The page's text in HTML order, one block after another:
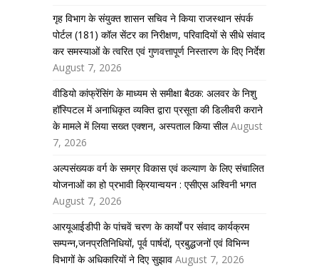
गृह विभाग के संयुक्त शासन सचिव ने किया राजस्थान संपर्क
पोर्टल (181) कॉल सेंटर का निरीक्षण, परिवादियों से सीधे संवाद
कर समस्याओं के त्वरित एवं गुणवत्तापूर्ण निस्तारण के दिए निर्देश
August 7, 2026
वीडियो कांफ्रेंसिंग के माध्यम से समीक्षा बैठक: अलवर के निशु
हॉस्पिटल में अनाधिकृत व्यक्ति द्वारा प्रसूता की डिलीवरी कराने
के मामले में लिया सख्त एक्शन, अस्पताल किया सील August
7, 2026
अल्पसंख्यक वर्ग के समग्र विकास एवं कल्याण के लिए संचालित
योजनाओं का हो प्रभावी क्रियान्वयन : एसीएस अश्विनी भगत
August 7, 2026
आरयूआईडीपी के पांचवें चरण के कार्यों पर संवाद कार्यक्रम
सम्पन्न,जनप्रतिनिधियों, पूर्व पार्षदों, प्रबुद्धजनों एवं विभिन्न
विभागों के अधिकारियों ने दिए सुझाव August 7, 2026